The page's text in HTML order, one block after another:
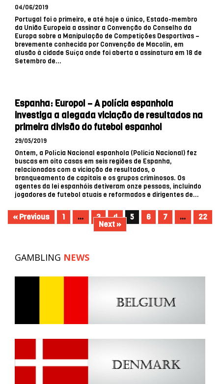
04/06/2019
Portugal foi o primeiro, e até hoje o único, Estado-membro
da União Europeia a assinar a Convenção do Conselho da
Europa sobre a Manipulação de Competições Desportivas –
brevemente conhecida por Convenção de Macolin, em
alusão à cidade Suíça onde foi aberta a assinatura em 18 de
Setembro de...
Espanha: Europol – A polícia espanhola
investiga a alegada viciação de resultados na
primeira divisão do futebol espanhol
29/05/2019
Ontem, a Polícia Nacional espanhola (Policía Nacional) fez
buscas em oito casas em seis regiões de Espanha,
relacionadas com a viciação de resultados, o
branqueamento de capitais e os grupos criminosos. Os
agentes da lei espanhóis detiveram onze pessoas, incluindo
jogadores de futebol atuais e reformados e dirigentes de...
« Previous 1 … 3 4 5 6 7 … 22
Next »
GAMBLING NEWS